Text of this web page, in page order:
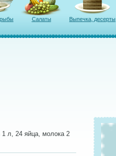
Салаты Выпечка, десерты
л, 24 яйца, молока 2